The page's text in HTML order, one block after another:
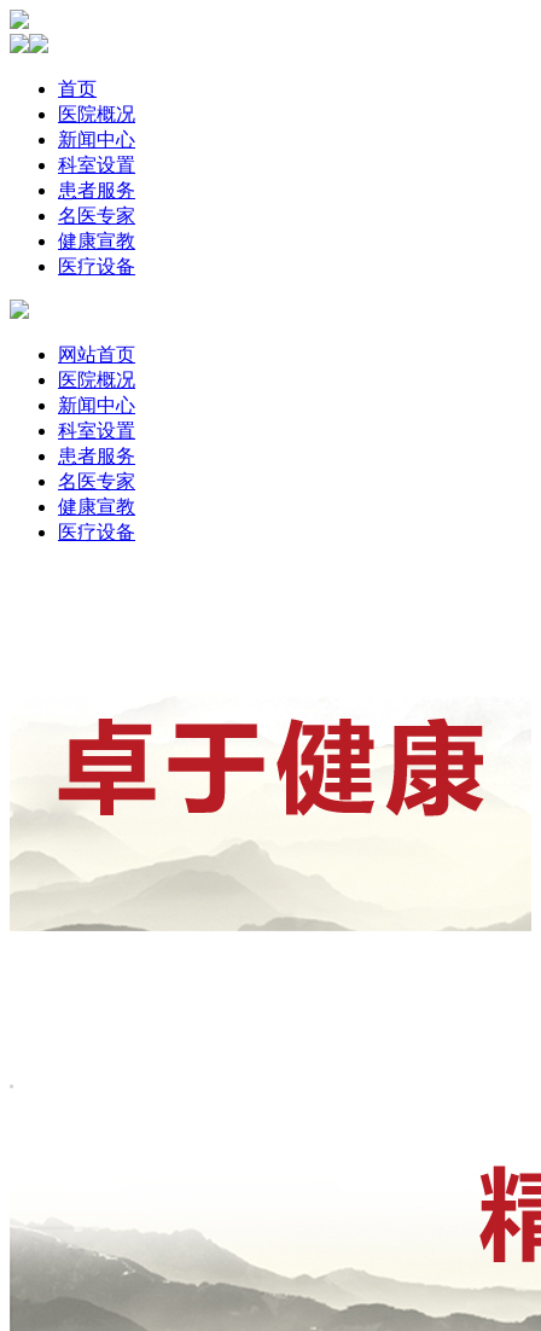
首页
医院概况
新闻中心
科室设置
患者服务
名医专家
健康宣教
医疗设备
网站首页
医院概况
新闻中心
科室设置
患者服务
名医专家
健康宣教
医疗设备